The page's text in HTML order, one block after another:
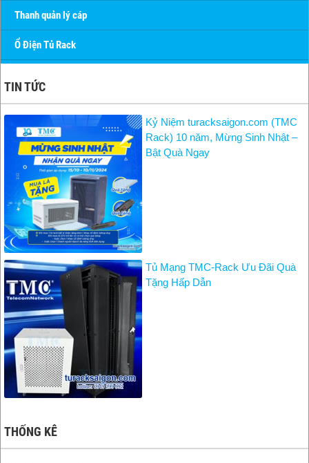
Thanh quản lý cáp
Ổ Điện Tủ Rack
TIN TỨC
Kỷ Niệm turacksaigon.com (TMC
Rack) 10 năm, Mừng Sinh Nhật –
Bật Quà Ngay
Tủ Mạng TMC-Rack Ưu Đãi Quà
Tặng Hấp Dẫn
THỐNG KÊ